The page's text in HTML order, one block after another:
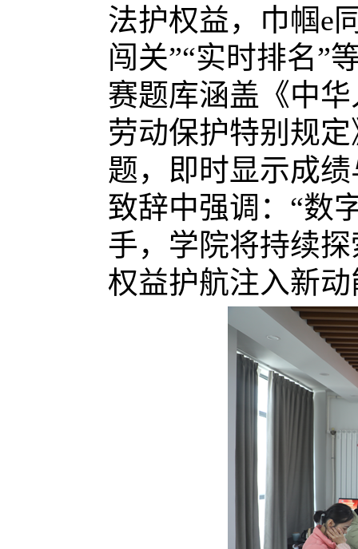
法护权益，巾帼e
闯关”“实时排名”
赛题库涵盖《中
劳动保护特别规
题，即时显示成
致辞中强调：“数
手，学院将持续
权益护航注入新动